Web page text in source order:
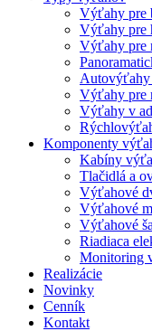
Výťahy pre
Výťahy pre
Výťahy pre
Autovýťahy
Výťahy pre
Výťahy v
Komponenty
Kabíny
Tlačidlá a
Výťahové
Výťahové
Výťahové
Riadiaca
Monitoring
Realizácie
Novinky
Cenník
Kontakt